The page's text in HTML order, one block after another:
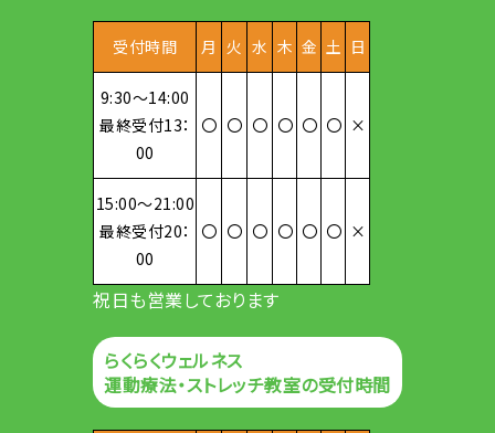
受付時間 月 火 水 木 金 土 日
9:30～14:00
最終受付13：
00
〇 〇 〇 〇 〇 〇 ×
15:00～21:00
最終受付20：
00
〇 〇 〇 〇 〇 〇 ×
祝日も営業しております
らくらくウェルネス
運動療法・ストレッチ教室の受付時間